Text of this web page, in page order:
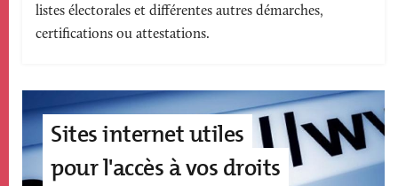
listes électorales et différentes autres démarches,
certifications ou attestations.
Sites internet utiles
pour l'accès à vos droits
accroche
page
édito